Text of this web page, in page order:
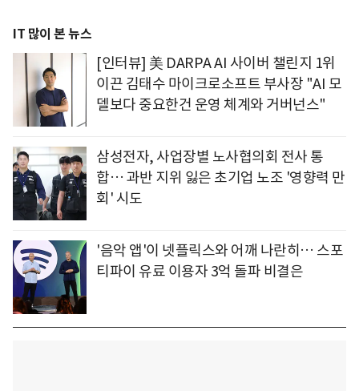
IT 많이 본 뉴스
[인터뷰] 美 DARPA AI 사이버 챌린지 1위
이끈 김태수 마이크로소프트 부사장 "AI 모
델보다 중요한건 운영 체계와 거버넌스"
삼성전자, 사업장별 노사협의회 전사 통
합… 과반 지위 잃은 초기업 노조 '영향력 만
회' 시도
'음악 앱'이 넷플릭스와 어깨 나란히… 스포
티파이 유료 이용자 3억 돌파 비결은